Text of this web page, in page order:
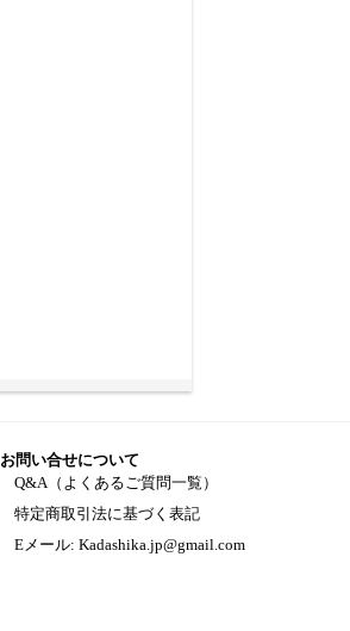
お問い合せについて
Q&A（よくあるご質問一覧）
特定商取引法に基づく表記
Eメール: Kadashika.jp@gmail.com